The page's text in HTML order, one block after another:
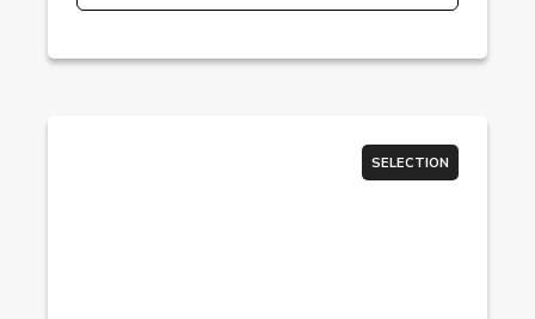
SELECTION